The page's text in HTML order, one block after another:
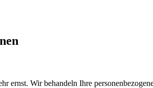
ernst. Wir behandeln Ihre